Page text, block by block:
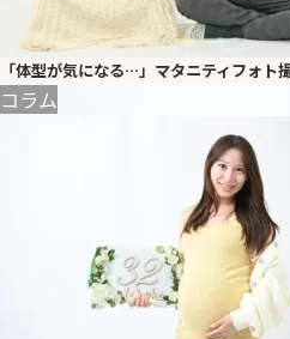
「体型が気になる…」マタニティフォト
コラム